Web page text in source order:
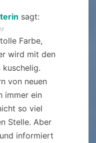
sagt:
Farbe,
wird mit den
kuschelig.
von neuen
immer ein
so viel
Stelle. Aber
informiert